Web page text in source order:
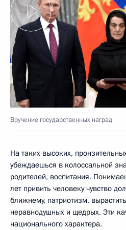
Вручение государственных наград
На таких высоких,
убеждаешься в колоссальной
родителей, воспитания.
лет привить человеку чувство
ближнему, патриотизм,
неравнодушных и щедрых. Эти
национального характера.